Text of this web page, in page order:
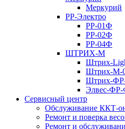
Меркурий
РР-Электро
РР-01Ф
РР-02Ф
РР-04Ф
ШТРИХ-М
Штрих-
Штрих-М-
Штрих-
Элвес-
Сервисный центр
Обслуживание ККТ-
Ремонт и поверка
Ремонт и